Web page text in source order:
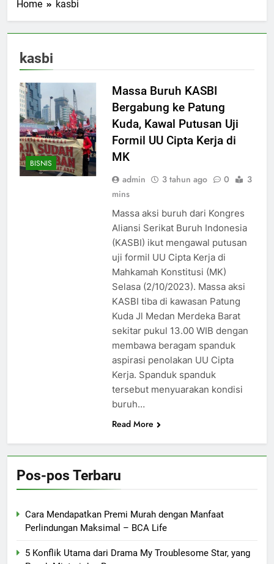
Home kasbi
kasbi
BISNIS
Massa Buruh KASBI
Bergabung ke Patung
Kuda, Kawal Putusan Uji
Formil UU Cipta Kerja di
MK
admin 3 tahun ago 0
3
mins
Massa aksi buruh dari Kongres
Aliansi Serikat Buruh Indonesia
(KASBI) ikut mengawal putusan
uji formil UU Cipta Kerja di
Mahkamah Konstitusi (MK)
Selasa (2/10/2023). Massa aksi
KASBI tiba di kawasan Patung
Kuda Jl Medan Merdeka Barat
sekitar pukul 13.00 WIB dengan
membawa beragam spanduk
aspirasi penolakan UU Cipta
Kerja. Spanduk spanduk
tersebut menyuarakan kondisi
buruh…
Read More
Pos-pos Terbaru
Cara Mendapatkan Premi Murah dengan Manfaat
Perlindungan Maksimal – BCA Life
5 Konflik Utama dari Drama My Troublesome Star, yang